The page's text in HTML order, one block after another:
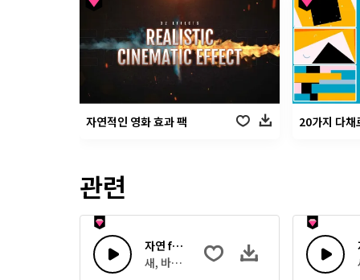
자연적인 영화 효과 팩 20가지 다채
관련
자연 fx 22
새, 바람, 꽃과 자연의 소리